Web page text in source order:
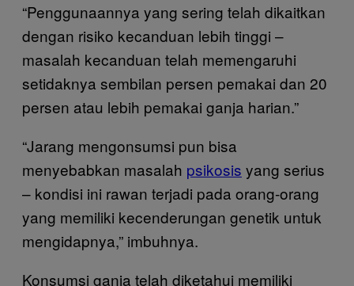
“Penggunaannya yang sering telah dikaitkan
dengan risiko kecanduan lebih tinggi –
masalah kecanduan telah memengaruhi
setidaknya sembilan persen pemakai dan 20
persen atau lebih pemakai ganja harian.”
“Jarang mengonsumsi pun bisa
menyebabkan masalah psikosis yang serius
– kondisi ini rawan terjadi pada orang-orang
yang memiliki kecenderungan genetik untuk
mengidapnya,” imbuhnya.
Konsumsi ganja telah diketahui memiliki